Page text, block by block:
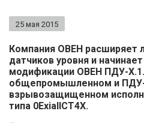
25 мая 2015
Компания ОВЕН расширяет
датчиков уровня и
модификации ОВЕН ПДУ-
общепромышленном и ПДУ-
взрывозащищенном
типа 0ExiaIICT4Х.